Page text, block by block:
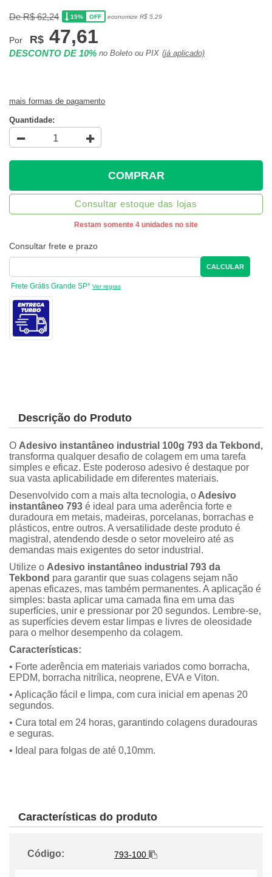
De R$ 62,24 15% OFF economize R$ 5,29
Por R$ 47,61
DESCONTO DE 10% no Boleto ou PIX (já aplicado)
mais formas de pagamento
Quantidade:
COMPRAR
Consultar estoque das lojas
Restam somente 4 unidades no site
Consultar frete e prazo
CALCULAR
Frete Grátis Grande SP* Ver regras
Descrição do Produto
O Adesivo instantâneo industrial 100g 793 da Tekbond,
transforma qualquer desafio de colagem em uma tarefa
simples e eficaz. Este poderoso adesivo é destaque por
sua vasta aplicabilidade em diferentes materiais.
Desenvolvido com a mais alta tecnologia, o Adesivo
instantâneo 793 é ideal para uma aderência forte e
duradoura em metais, madeiras, porcelanas, borrachas e
plásticos, entre outros. A versatilidade deste produto é
magistral, atendendo desde o setor moveleiro até as
demandas mais exigentes do setor industrial.
Utilize o Adesivo instantâneo industrial 793 da
Tekbond para garantir que suas colagens sejam não
apenas eficazes, mas também permanentes. A aplicação é
simples: basta aplicar uma camada fina em uma das
superfícies, unir e pressionar por 20 segundos. Lembre-se,
as superfícies devem estar limpas e livres de oleosidade
para o melhor desempenho da colagem.
Características:
• Forte aderência em materiais variados como borracha,
EPDM, borracha nitrílica, neoprene, EVA e Viton.
• Aplicação fácil e limpa, com cura inicial em apenas 20
segundos.
• Cura total em 24 horas, garantindo colagens duradouras
e seguras.
• Ideal para folgas de até 0,10mm.
Características do produto
Código: 793-100